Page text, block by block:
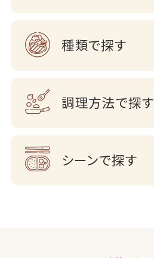
種類で探す
調理方法で探す
シーンで探す